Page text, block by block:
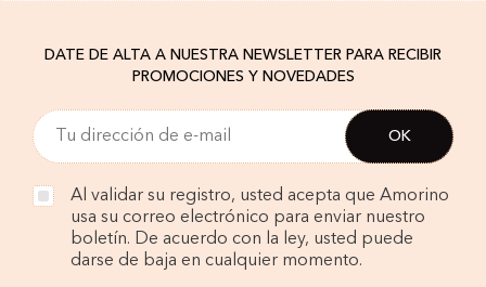
DATE DE ALTA A NUESTRA NEWSLETTER PARA RECIBIR
PROMOCIONES Y NOVEDADES
Al validar su registro, usted acepta que Amorino
usa su correo electrónico para enviar nuestro
boletín. De acuerdo con la ley, usted puede
darse de baja en cualquier momento.